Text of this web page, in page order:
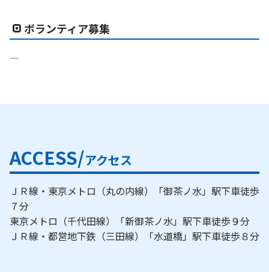
ボランティア募集
―
ACCESS/アクセス
ＪＲ線・東京メトロ（丸の内線）「御茶ノ水」駅下車徒歩
７分
東京メトロ（千代田線）「新御茶ノ水」駅下車徒歩９分
ＪＲ線・都営地下鉄（三田線）「水道橋」駅下車徒歩８分